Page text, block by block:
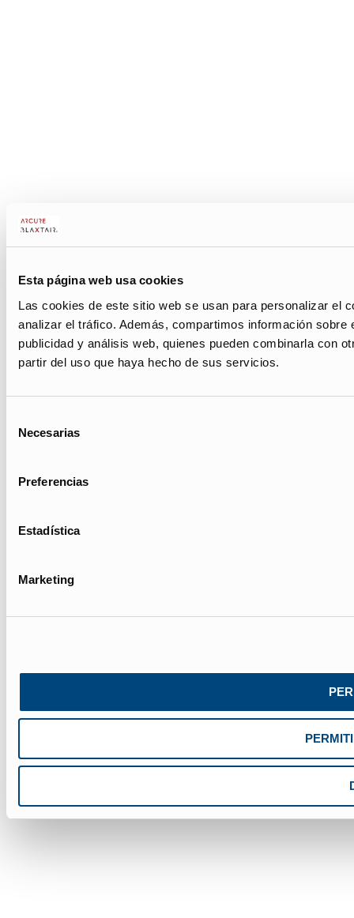
Esta página web usa cookies
Las cookies de este sitio web se usan para personalizar el
analizar el tráfico. Además, compartimos información
publicidad y análisis web, quienes pueden combinarla con
partir del uso que haya hecho de sus servicios.
Necesarias
Preferencias
Estadística
Marketing